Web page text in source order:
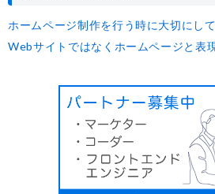
ホームページ制作を行う時に大切にし
Webサイトではなくホームページと表